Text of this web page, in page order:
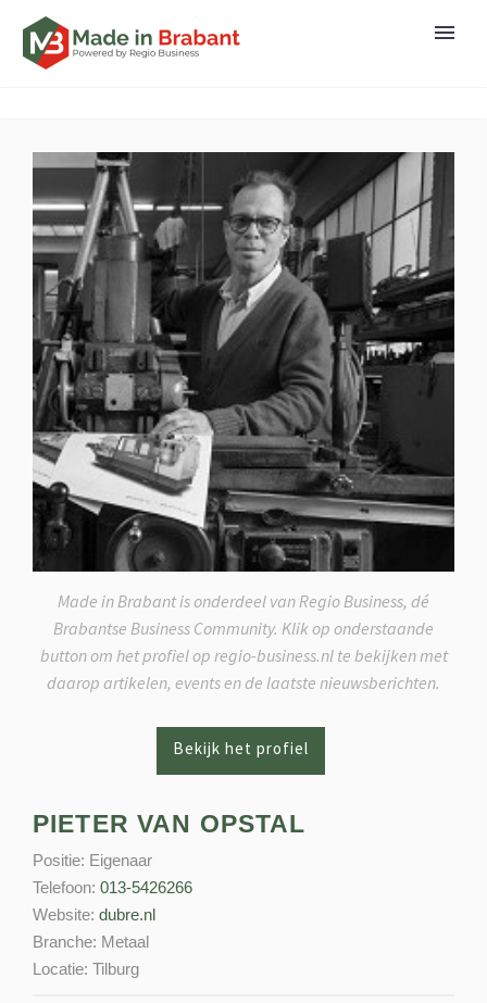
Made in Brabant is onderdeel van Regio Business, dé
Brabantse Business Community. Klik op onderstaande
button om het profiel op regio-business.nl te bekijken met
daarop artikelen, events en de laatste nieuwsberichten.
PIETER VAN OPSTAL
Positie: Eigenaar
Telefoon: 013-5426266
Website: dubre.nl
Branche: Metaal
Locatie: Tilburg